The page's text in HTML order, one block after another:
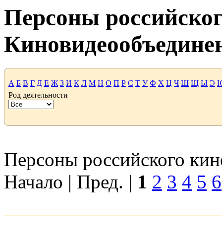
Персоны
А Б В Г Д Е Ж З И К Л М Н О П Р С Т У Ф Х Ц Ч Ш Щ Ы Э
Род деятельности
Персоны российского
Начало | Пред. | 1 2 3 4 5 6